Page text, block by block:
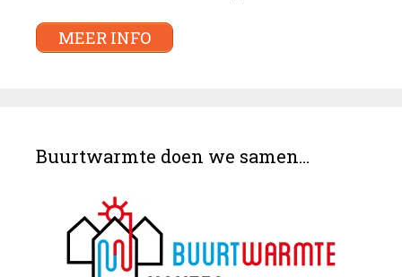
MEER INFO
Buurtwarmte doen we samen…